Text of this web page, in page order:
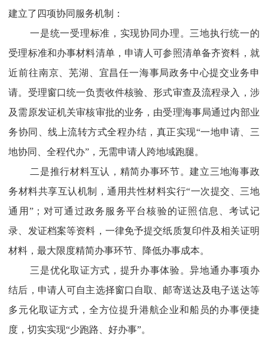
建立了四项协同服务机制：
一是统一受理标准，实现协同办理。三地执行统一的
受理标准和办事材料清单，申请人可参照清单备齐资料，就
近前往南京、芜湖、宜昌任一海事局政务中心提交业务申
请。受理窗口统一负责收件核验、形式审查及流程录入，涉
及需原发证机关审核审批的业务，由受理海事局通过内部业
务协同、线上流转方式全程办结，真正实现“一地申请、三
地协同、全程代办”，无需申请人跨地域跑腿。
二是推行材料互认，精简办事环节。建立三地海事政
务材料共享互认机制，通用共性材料实行“一次提交、三地
通用”；对可通过政务服务平台核验的证照信息、考试记
录、发证档案等资料，一律免予提交纸质复印件及相关证明
材料，最大限度精简办事环节、降低办事成本。
三是优化取证方式，提升办事体验。异地通办事项办
结后，申请人可自主选择窗口自取、邮寄送达及电子送达等
多元化取证方式，全方位提升港航企业和船员的办事便捷
度，切实实现“少跑路、好办事”。